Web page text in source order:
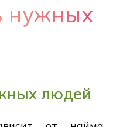
нужных
людей